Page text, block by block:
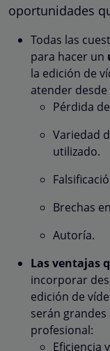
oportunidades
Todas las
para hacer un
la edición de
atender
Pérdida
Variedad
utilizado.
Brechas
Autoría.
Las ventajas
incorporar
edición de
serán
profesional:
Eficiencia